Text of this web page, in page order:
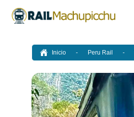
Inicio - Peru Rail -